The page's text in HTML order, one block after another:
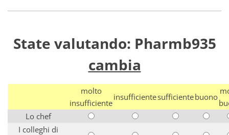
State valutando: Pharmb935
cambia
molto
insufficiente
insufficientesufficientebuono
Lo chef
I colleghi di